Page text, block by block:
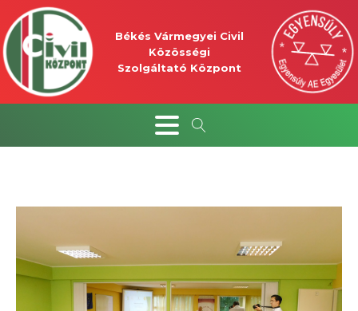
Békés Vármegyei Civil
Közösségi
Szolgáltató Központ